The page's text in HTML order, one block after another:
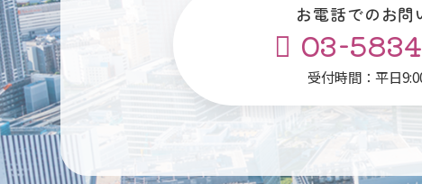
お電話でのお問
03-
受付時間：平日